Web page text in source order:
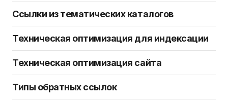
Ссылки из тематических каталогов
Техническая оптимизация для индексации
Техническая оптимизация сайта
Типы обратных ссылок